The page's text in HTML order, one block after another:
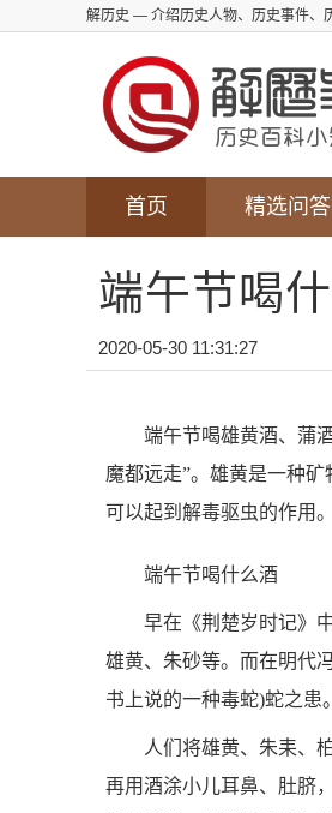
解历史 — 介绍历史人物、历史事件、
首页 精选问答
端午节喝
2020-05-30 11:31:27
端午节喝雄黄酒、蒲
魔都远走”。雄黄是一种
可以起到解毒驱虫的作用。
端午节喝什么酒
早在《荆楚岁时记》
雄黄、朱砂等。而在明代
书上说的一种毒蛇)蛇之患
人们将雄黄、朱耒、
再用酒涂小儿耳鼻、肚脐